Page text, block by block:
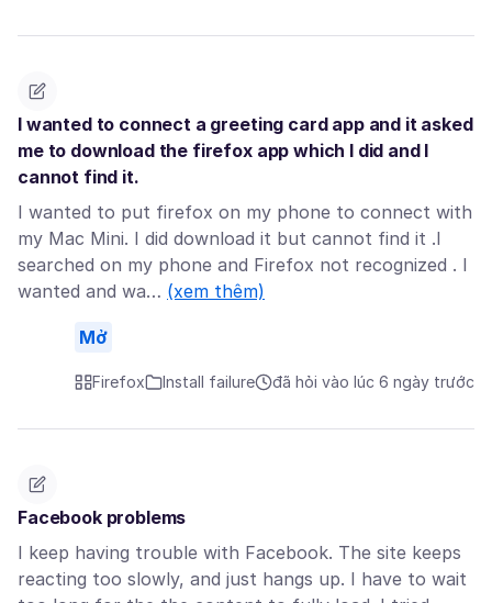
I wanted to connect a greeting card app and it asked
me to download the firefox app which I did and I
cannot find it.
I wanted to put firefox on my phone to connect with
my Mac Mini. I did download it but cannot find it .I
searched on my phone and Firefox not recognized . I
wanted and wa… (xem thêm)
Mở
Firefox Install failure đã hỏi vào lúc 6 ngày trước
Facebook problems
I keep having trouble with Facebook. The site keeps
reacting too slowly, and just hangs up. I have to wait